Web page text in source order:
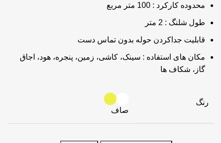
محدوده کارکرد : 100 متر مربع
طول شلنگ : 2 متر
قابلیت جداکردن حوله بدون تماس دست
مکان های استفاده : سینک، کاشی، زمین، پنجره، هود، اجاق
گاز، شکاف ها
رنگ
صاف